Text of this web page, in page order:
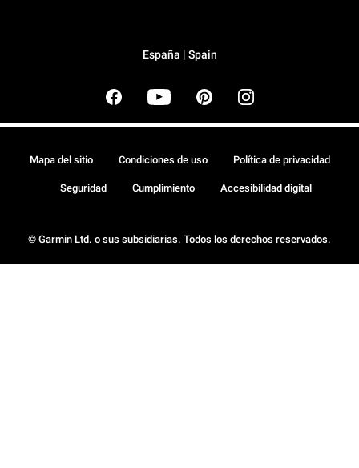
España | Spain
© Garmin Ltd. o sus subsidiarias. Todos los derechos reservados.
Mapa del sitio Condiciones de uso Política de privacidad
Seguridad Cumplimiento Accesibilidad digital